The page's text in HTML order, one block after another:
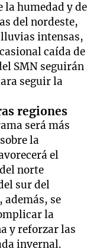
humedad y de
del nordeste,
intensas,
caída de
SMN seguirán
seguir la
regiones
será más
la
el
norte
sur del
se
la
y reforzar las
invernal.